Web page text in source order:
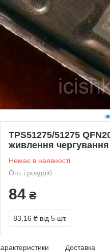
TPS51275/51275
живлення чергування
Немає в наявності
Опт і роздріб
84 ₴
83,16 ₴ від 5 шт.
Доставка